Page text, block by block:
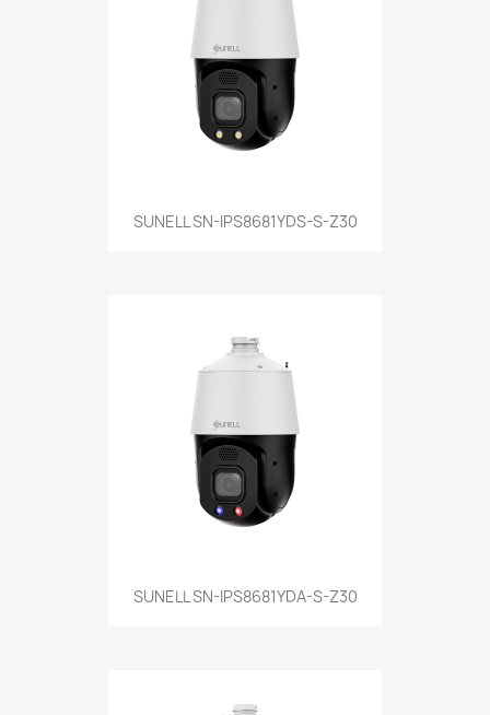
SUNELL SN-IPS8681YDS-S-Z30
SUNELL SN-IPS8681YDA-S-Z30